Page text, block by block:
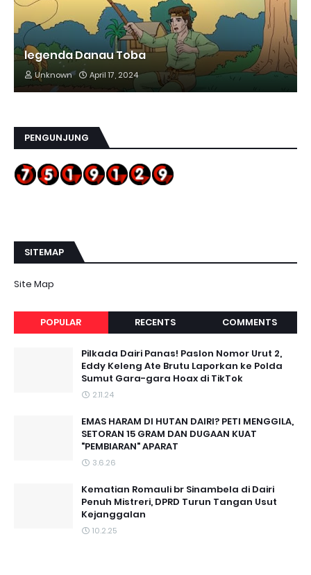
legenda Danau Toba
Unknown April 17, 2024
PENGUNJUNG
SITEMAP
Site Map
POPULAR RECENTS COMMENTS
Pilkada Dairi Panas! Paslon Nomor Urut 2,
Eddy Keleng Ate Brutu Laporkan ke Polda
Sumut Gara-gara Hoax di TikTok
2.11.24
EMAS HARAM DI HUTAN DAIRI? PETI MENGGILA,
SETORAN 15 GRAM DAN DUGAAN KUAT
"PEMBIARAN" APARAT
3.6.26
Kematian Romauli br Sinambela di Dairi
Penuh Mistreri, DPRD Turun Tangan Usut
Kejanggalan
10.2.25